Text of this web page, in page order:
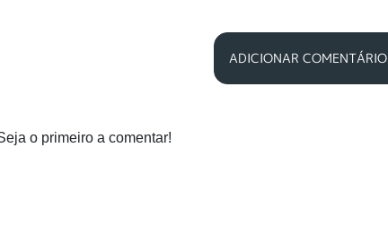
ADICIONAR COMENTÁRIO
o primeiro a comentar!